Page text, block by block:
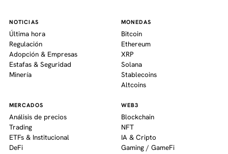
NOTICIAS
Última hora
Regulación
Adopción & Empresas
Estafas & Seguridad
Minería
MONEDAS
Bitcoin
Ethereum
XRP
Solana
Stablecoins
Altcoins
MERCADOS
Análisis de precios
Trading
ETFs & Institucional
DeFi
WEB3
Blockchain
NFT
IA & Cripto
Gaming / GameFi